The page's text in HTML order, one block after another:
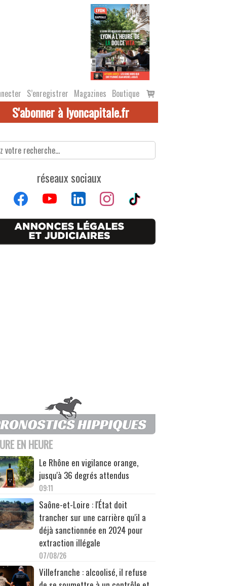
S’enregistrer Magazines Boutique
Voir
le
S'abonner à lyoncapitale.fr
réseaux sociaux
EN HEURE
Le Rhône en vigilance orange,
jusqu'à 36 degrés attendus
09:11
Saône-et-Loire : l'État doit
trancher sur une carrière qu'il a
déjà sanctionnée en 2024 pour
extraction illégale
07/08/26
Villefranche : alcoolisé, il refuse